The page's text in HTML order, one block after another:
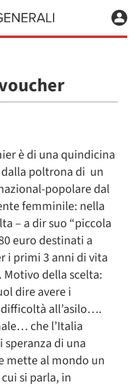
è di una quindicina
poltrona di un
popolare dal
femminile: nella
– a dir suo “piccola
euro destinati a
i primi 3 anni di vita
della scelta:
dire avere i
all’asilo….
che l’Italia
speranza di una
mette al mondo un
si parla, in